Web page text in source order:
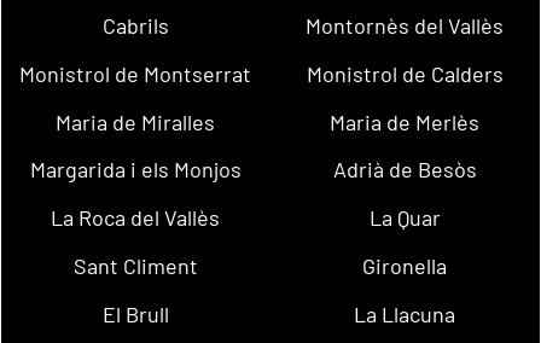
Cabrils
Montornès del Vallès
Monistrol de Montserrat
Monistrol de Calders
Maria de Miralles
Maria de Merlès
Margarida i els Monjos
Adrià de Besòs
La Roca del Vallès
La Quar
Sant Climent
Gironella
El Brull
La Llacuna